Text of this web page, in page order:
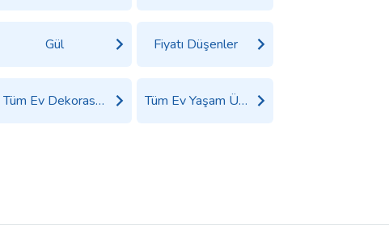
Gül Fiyatı Düşenler
Tüm Ev Dekorasyon Ürünleri Tüm Ev Yaşam Ürünleri